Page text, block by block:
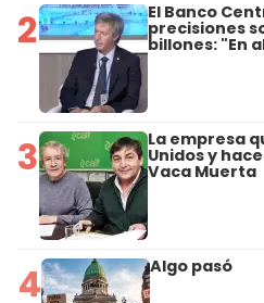
2 El Banco
precisiones
billones: "En
3 La empresa
Unidos y
Vaca Muerta
4 Algo pasó